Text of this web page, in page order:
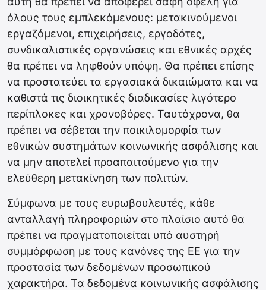
όλους τους εμπλεκόμενους: μετακινούμενοι
εργαζόμενοι, επιχειρήσεις, εργοδότες,
συνδικαλιστικές οργανώσεις και εθνικές αρχές
θα πρέπει να ληφθούν υπόψη. Θα πρέπει επίσης
να προστατεύει τα εργασιακά δικαιώματα και να
καθιστά τις διοικητικές διαδικασίες λιγότερο
περίπλοκες και χρονοβόρες. Ταυτόχρονα, θα
πρέπει να σέβεται την ποικιλομορφία των
εθνικών συστημάτων κοινωνικής ασφάλισης και
να μην αποτελεί προαπαιτούμενο για την
ελεύθερη μετακίνηση των πολιτών.
Σύμφωνα με τους ευρωβουλευτές, κάθε
ανταλλαγή πληροφοριών στο πλαίσιο αυτό θα
πρέπει να πραγματοποιείται υπό αυστηρή
συμμόρφωση με τους κανόνες της ΕΕ για την
προστασία των δεδομένων προσωπικού
χαρακτήρα. Τα δεδομένα κοινωνικής ασφάλισης